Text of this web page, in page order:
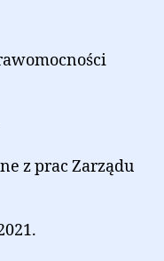
z prac Zarządu